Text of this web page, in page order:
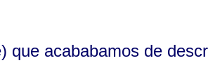
que acababamos de